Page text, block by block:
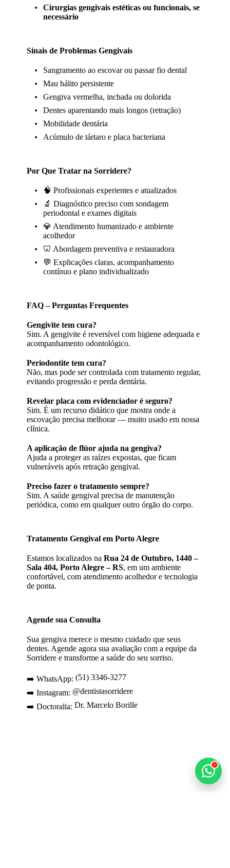
Cirurgias gengivais estéticas ou funcionais, se
necessário
Sinais de Problemas Gengivais
Sangramento ao escovar ou passar fio dental
Mau hálito persistente
Gengiva vermelha, inchada ou dolorida
Dentes aparentando mais longos (retração)
Mobilidade dentária
Acúmulo de tártaro e placa bacteriana
Por Que Tratar na Sorridere?
🧠 Profissionais experientes e atualizados
🔬 Diagnóstico preciso com sondagem
periodontal e exames digitais
💎 Atendimento humanizado e ambiente
acolhedor
🦷 Abordagem preventiva e restauradora
💬 Explicações claras, acompanhamento
contínuo e plano individualizado
FAQ – Perguntas Frequentes
Gengivite tem cura?
Sim. A gengivite é reversível com higiene adequada e
acompanhamento odontológico.
Periodontite tem cura?
Não, mas pode ser controlada com tratamento regular,
evitando progressão e perda dentária.
Revelar placa com evidenciador é seguro?
Sim. É um recurso didático que mostra onde a
escovação precisa melhorar — muito usado em nossa
clínica.
A aplicação de flúor ajuda na gengiva?
Ajuda a proteger as raízes expostas, que ficam
vulneráveis após retração gengival.
Preciso fazer o tratamento sempre?
Sim. A saúde gengival precisa de manutenção
periódica, como em qualquer outro órgão do corpo.
Tratamento Gengival em Porto Alegre
Estamos localizados naRua 24 de Outubro, 1440 –
Sala 404, Porto Alegre – RS, em um ambiente
confortável, com atendimento acolhedor e tecnologia
de ponta.
Agende sua Consulta
Sua gengiva merece o mesmo cuidado que seus
dentes. Agende agora sua avaliação com a equipe da
Sorridere e transforme a saúde do seu sorriso.
➡️ WhatsApp:(51) 3346-3277
➡️ Instagram: @dentistasorridere
➡️ Doctoralia:Dr. Marcelo Borille